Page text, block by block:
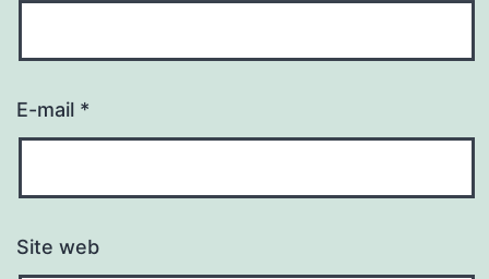
E-mail *
Site web